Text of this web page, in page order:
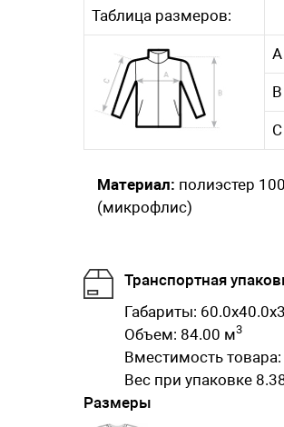
Таблица размеров:
А
B
C
Материал: полиэстер
(микрофлис)
Транспортная
Габариты:
Объем: 84.00 м3
Вместимость товара:
Вес при упаковке
Размеры